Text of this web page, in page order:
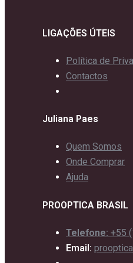
LIGAÇÕES ÚTEIS
Política de
Contactos
Juliana Paes
Quem Somos
Onde Comprar
Ajuda
PROOPTICA BRASIL
Telefone: +55
Email: